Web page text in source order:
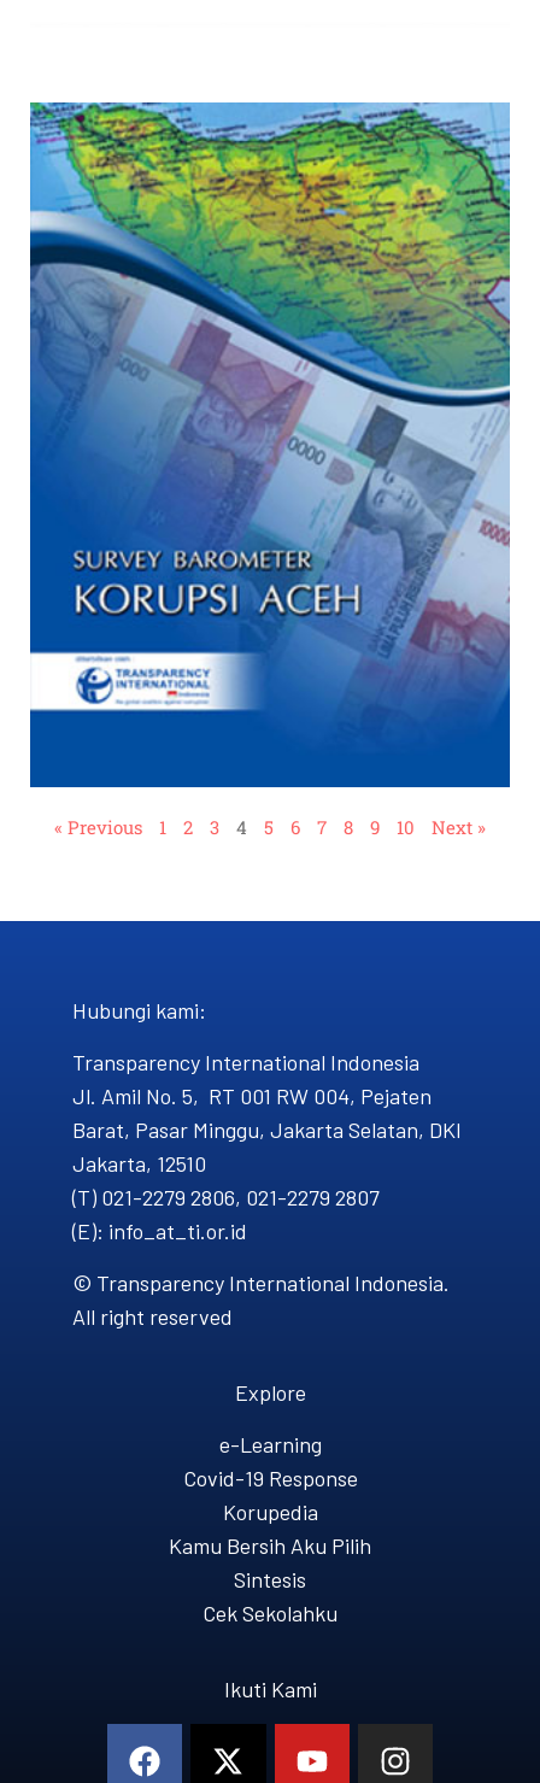
« Previous 1 2 3 4 5 6 7 8 9 10 Next »
Hubungi kami​:
Transparency International Indonesia
Jl. Amil No. 5, RT 001 RW 004, Pejaten
Barat, Pasar Minggu, Jakarta Selatan, DKI
Jakarta, 12510
(T) 021-2279 2806, 021-2279 2807
(E): info_at_ti.or.id
© Transparency International Indonesia.
All right reserved
Explore
e-Learning
Covid-19 Response
Korupedia
Kamu Bersih Aku Pilih
Sintesis
Cek Sekolahku
Ikuti Kami